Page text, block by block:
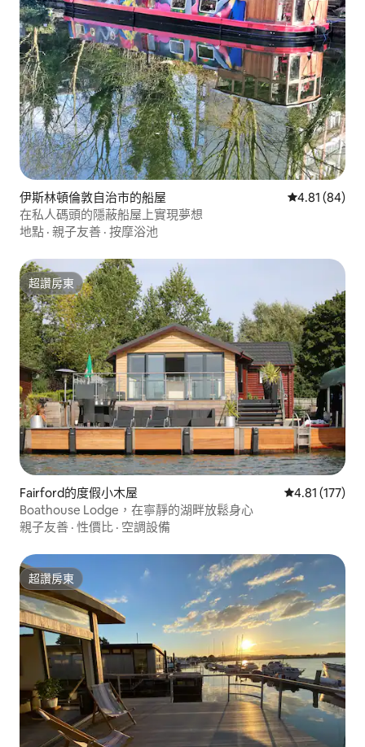
伊斯林頓倫敦自治市的船屋 從 84 則評價
4.81 (84)
在私人碼頭的隱蔽船屋上實現夢想
地點 · 親子友善 · 按摩浴池
超讚房東
超讚房東
Fairford的度假小木屋 從 177 則評價
4.81 (177)
Boathouse Lodge，在寧靜的湖畔放鬆身心
親子友善 · 性價比 · 空調設備
超讚房東
超讚房東